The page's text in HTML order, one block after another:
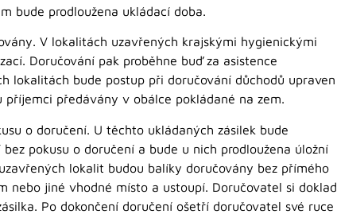
bude prodloužena ukládací doba.
V lokalitách uzavřených krajskými hygienickými
Doručování pak proběhne buď za asistence
lokalitách bude postup při doručování důchodů upraven
předávány v obálce pokládané na zem.
o doručení. U těchto ukládaných zásilek bude
pokusu o doručení a bude u nich prodloužena úložní
lokalit budou balíky doručovány bez přímého
nebo jiné vhodné místo a ustoupí. Doručovatel si doklad
Po dokončení doručení ošetří doručovatel své ruce